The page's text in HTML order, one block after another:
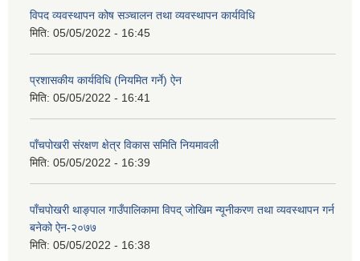
विपद व्यवस्थापन कोष सञ्चालन तथा व्यवस्थापन कार्यविधि
मिति: 05/05/2022 - 16:45
प्रशासकीय कार्यविधि (नियमित गर्ने) ऐन
मिति: 05/05/2022 - 16:41
पाँचपोखरी संरक्षण क्षेत्र विकास समिति नियमावली
मिति: 05/05/2022 - 16:39
पाँचपोखरी थाङ्पाल गाउँपालिकामा विपद् जोखिम न्यूनीकरण तथा व्यवस्थापन गर्न
बनेको ऐन-२०७७
मिति: 05/05/2022 - 16:38